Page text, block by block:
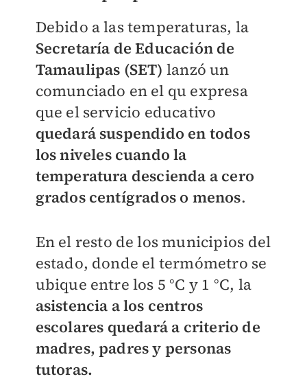
Debido a las temperaturas, la
Secretaría de Educación de
Tamaulipas (SET) lanzó un
comunciado en el qu expresa
que el servicio educativo
quedará suspendido en todos
los niveles cuando la
temperatura descienda a cero
grados centígrados o menos.
En el resto de los municipios del
estado, donde el termómetro se
ubique entre los 5 °C y 1 °C, la
asistencia a los centros
escolares quedará a criterio de
madres, padres y personas
tutoras.